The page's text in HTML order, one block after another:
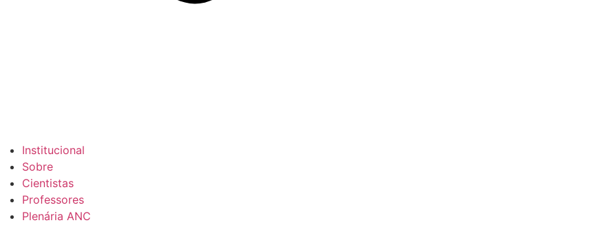
Institucional
Sobre
Cientistas
Professores
Plenária ANC